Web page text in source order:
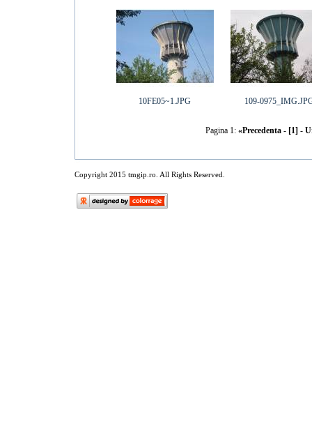
10FE05~1.JPG 109-
Pagina 1: «Precedenta - [1] -
Copyright 2015 tmgip.ro. All Rights Reserved.